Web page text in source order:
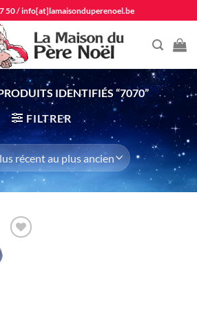
50/info[at]lamaisonduperenoel.be
IDENTIFIÉS “7070”
FILTRER
à la liste